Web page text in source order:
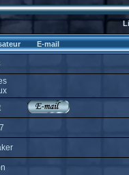
E-mail